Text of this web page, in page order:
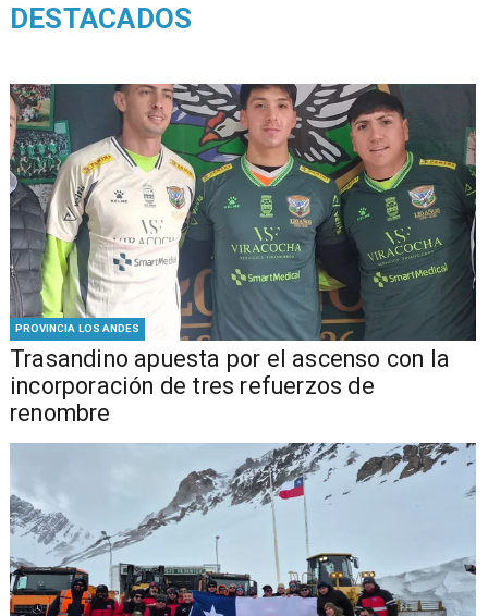
PROVINCIA LOS ANDES
Trasandino apuesta por el ascenso con la
incorporación de tres refuerzos de
renombre
DESTACADOS